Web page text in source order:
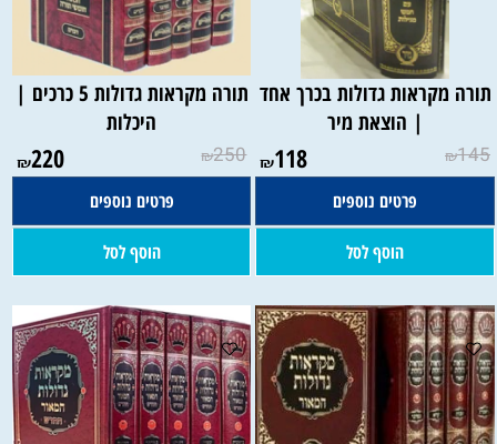
תורה מקראות גדולות בכרך אחד
| הוצאת מיר
₪145
₪118
פרטים נוספים
הוסף לסל
תורה מקראות גדולות 5 כרכים |
היכלות
₪250
₪220
פרטים נוספים
הוסף לסל